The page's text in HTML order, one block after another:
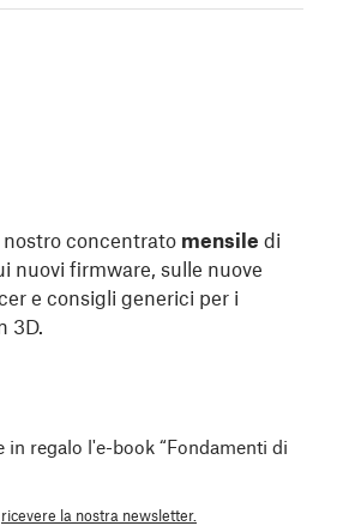
concentrato mensile di
nuovi firmware, sulle nuove
e consigli generici per i
3D.
in regalo l'e-book “Fondamenti di
ricevere la nostra newsletter.